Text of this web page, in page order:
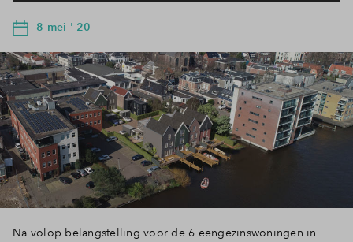
8 mei ' 20
Na volop belangstelling voor de 6 eengezinswoningen in